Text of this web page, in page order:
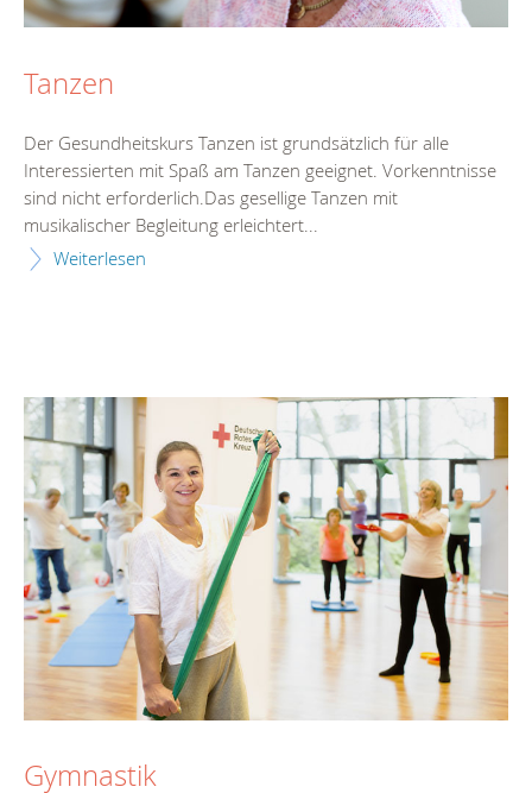
Tanzen
Der Gesundheitskurs Tanzen ist grundsätzlich für alle
Interessierten mit Spaß am Tanzen geeignet. Vorkenntnisse
sind nicht erforderlich.Das gesellige Tanzen mit
musikalischer Begleitung erleichtert...
Weiterlesen
Gymnastik